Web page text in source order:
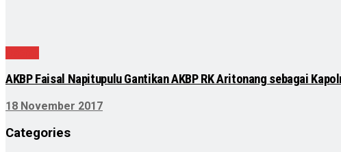
AKBP Faisal Napitupulu Gantikan AKBP RK Aritonang sebagai
18 November 2017
Categories